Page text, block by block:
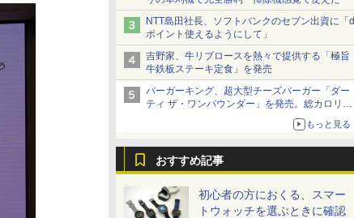
NTT島田社長、ソフトバンクのセブン出資に「d
ポイント使えるようにして」
吉野家、牛リブロースを熱々で提供する「極旨
牛鉄板ステーキ定食」を発売
バーガーキング、超大型チーズバーガー「ダー
ティ ザ・ワンパウンダー」を発売。総カロリー
もっと見る
おすすめ記事
初心者の方におくる、スマー
トウォッチを選ぶときに確認